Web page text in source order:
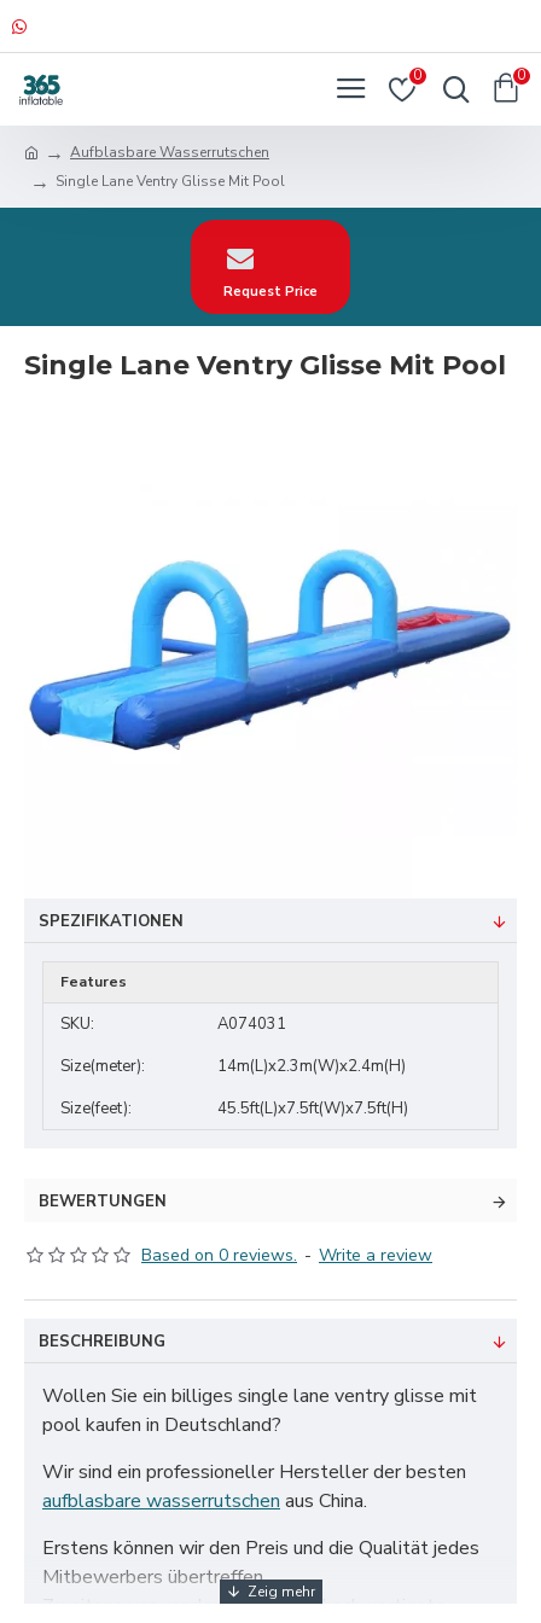
0 0
Aufblasbare Wasserrutschen
Single Lane Ventry Glisse Mit Pool
Request Price
Single Lane Ventry Glisse Mit Pool
SPEZIFIKATIONEN
Features
SKU:
A074031
Size(meter):
14m(L)x2.3m(W)x2.4m(H)
Size(feet):
45.5ft(L)x7.5ft(W)x7.5ft(H)
BEWERTUNGEN
Based on 0 reviews. - Write a review
BESCHREIBUNG
Wollen Sie ein billiges single lane ventry glisse mit
pool kaufen in Deutschland?
Wir sind ein professioneller Hersteller der besten
aufblasbare wasserrutschen aus China.
Erstens können wir den Preis und die Qualität jedes
Mitbewerbers übertreffen.
Zweitens verwenden wir nur das hochwertigste